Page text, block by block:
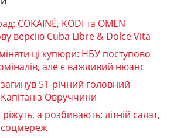
COKAINÉ, KODI та OMEN
версію Cuba Libre & Dolce Vita
ці купюри: НБУ поступово
але є важливий нюанс
51-річний головний
з Овруччини
а розбивають: літній салат,
соцмереж